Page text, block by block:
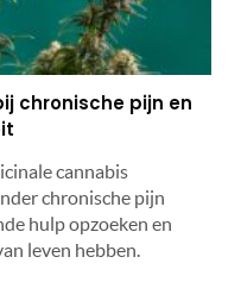
chronische pijn en
cannabis
chronische pijn
hulp opzoeken en
leven hebben.